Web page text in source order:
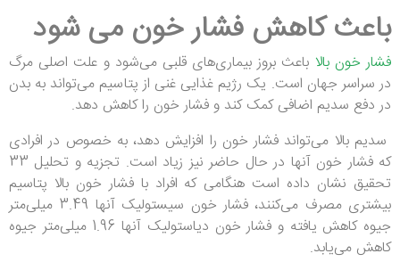
باعث کاهش فشار خون می شود
فشار خون بالا باعث بروز بیماری‌های قلبی می‌شود و علت اصلی مرگ
در سراسر جهان است. یک رژیم غذایی غنی از پتاسیم می‌تواند به بدن
در دفع سدیم اضافی کمک کند و فشار خون را کاهش دهد.
سدیم بالا می‌تواند فشار خون را افزایش دهد، به خصوص در افرادی
که فشار خون آنها در حال حاضر نیز زیاد است. تجزیه و تحلیل 33
تحقیق نشان داده است هنگامی که افراد با فشار خون بالا پتاسیم
بیشتری مصرف می‌کنند، فشار خون سیستولیک آنها 3.49 میلی‌متر
جیوه کاهش یافته و فشار خون دیاستولیک آنها 1.96 میلی‌متر جیوه
کاهش می‌یابد.